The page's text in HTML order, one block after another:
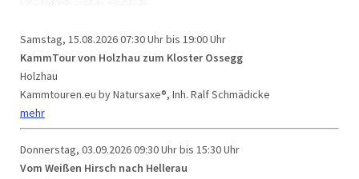
Samstag, 15.08.202607:30 Uhr bis 19:00 Uhr
KammTour von Holzhau zum Kloster Ossegg
Holzhau
Kammtouren.eu by Natursaxe®, Inh. Ralf Schmädicke
mehr
Donnerstag, 03.09.202609:30 Uhr bis 15:30 Uhr
Vom Weißen Hirsch nach Hellerau